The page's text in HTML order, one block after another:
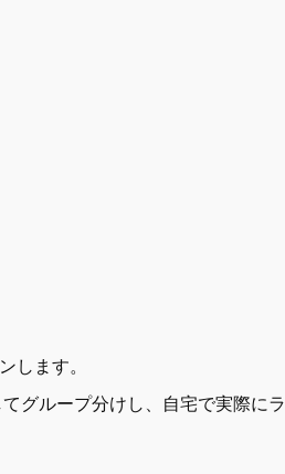
します。
グループ分けし、自宅で実際に